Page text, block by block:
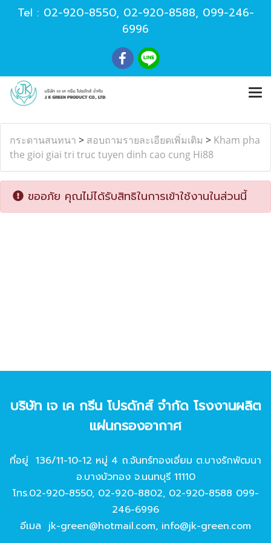
Tel : 02-920-8550, 02-920-8588, 099-246-
6996
กระดานสนทนา > สอบถามรายละเอียดเพิ่มเติม > Kham pha
the gioi giai tri truc tuyen dinh cao cung Hi88
ขออภัย คุณไม่ได้รับสิทธิในการเข้าใช้งานในส่วนนี้
บริษัท เจ เค กรีน โปรดักส์ จํากัด โรงงานผลิต
แผ่นกรองอากาศ
ที่อยู่ 136/11-10-12 หมู่ 4 ถ.จันทร์ทองเอี่ยม ต.บางรักพัฒนา
อ.บางบัวทอง จ.นนทบุรี 11110
โทร.02-920-8550, 02-920-8802, 02-920-8588 099-
246-6996
อีเมล jk-green@hotmail.com, info@jk-green.com